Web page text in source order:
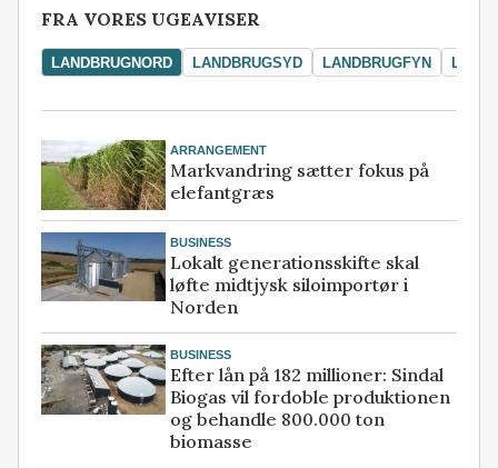
FRA VORES UGEAVISER
LANDBRUGNORD LANDBRUGSYD LANDBRUGFYN
ARRANGEMENT
Markvandring sætter fokus på
elefantgræs
BUSINESS
Lokalt generationsskifte skal
løfte midtjysk siloimportør i
Norden
BUSINESS
Efter lån på 182 millioner: Sindal
Biogas vil fordoble produktionen
og behandle 800.000 ton
biomasse